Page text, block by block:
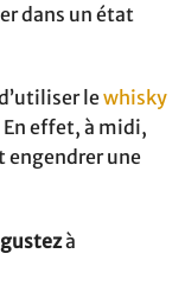
dans un état
lewhisky
effet, à midi,
engendrer une
à